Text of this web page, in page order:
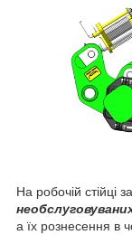
На робочій стійці
а їх рознесення в